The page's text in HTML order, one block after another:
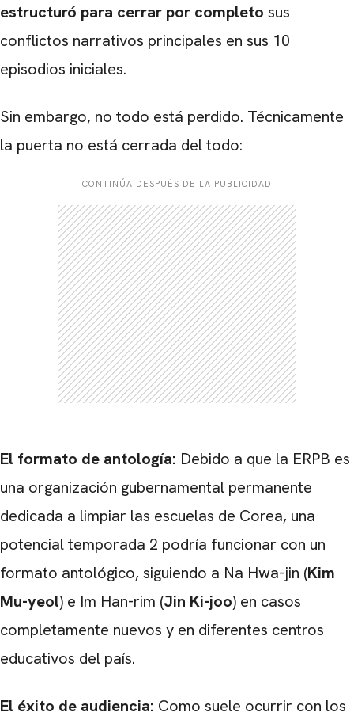
estructuró para cerrar por completo sus
conflictos narrativos principales en sus 10
episodios iniciales.
Sin embargo, no todo está perdido. Técnicamente
la puerta no está cerrada del todo:
CONTINÚA DESPUÉS DE LA PUBLICIDAD
El formato de antología: Debido a que la ERPB es
una organización gubernamental permanente
dedicada a limpiar las escuelas de Corea, una
potencial temporada 2 podría funcionar con un
formato antológico, siguiendo a Na Hwa-jin (Kim
Mu-yeol) e Im Han-rim (Jin Ki-joo) en casos
completamente nuevos y en diferentes centros
educativos del país.
El éxito de audiencia: Como suele ocurrir con los
CARREGANDO PUBLICIDADE